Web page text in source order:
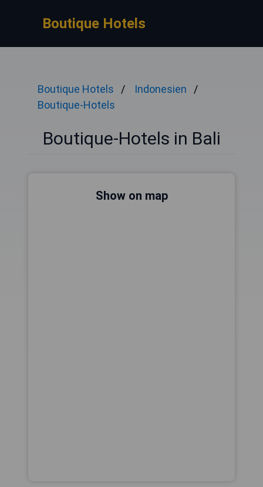
Boutique Hotels
Boutique Hotels
Indonesien
Boutique-Hotels
Boutique-Hotels in Bali
Show on map